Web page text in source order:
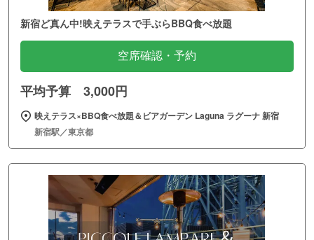
新宿ど真ん中!映えテラスで手ぶらBBQ食べ放題
空席確認・予約
平均予算 3,000円
映えテラス×BBQ食べ放題＆ビアガーデン Laguna ラグーナ 新宿
新宿駅／東京都